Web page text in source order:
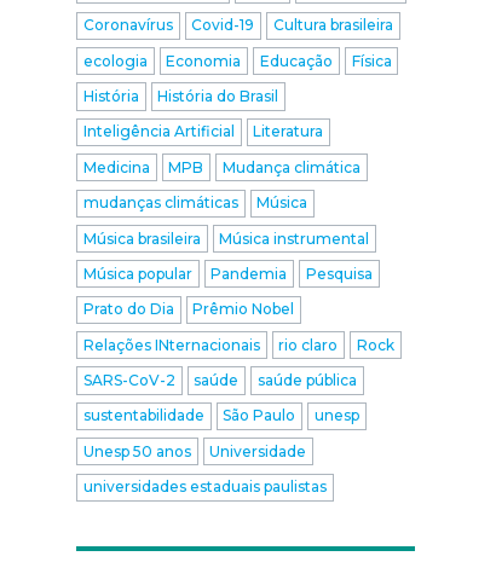
Coronavírus
Covid-19
Cultura brasileira
ecologia
Economia Educação
Física
História
História do Brasil
Inteligência Artificial
Literatura
Medicina
MPB
Mudança climática
mudanças climáticas
Música
Música brasileira
Música instrumental
Música popular
Pandemia
Pesquisa
Prato do Dia
Prêmio Nobel
Relações INternacionais
rio claro
Rock
SARS-CoV-2
saúde
saúde pública
sustentabilidade
São Paulo
unesp
Unesp 50 anos
Universidade
universidades estaduais paulistas